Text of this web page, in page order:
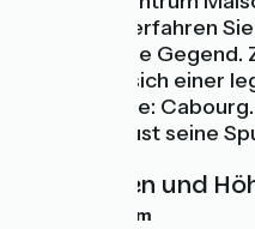
Sallenelles erfahren
bezaubernde
nähern Sie sich einer
Blumenküste:
Marcel Proust seine
Steigungen und
0m